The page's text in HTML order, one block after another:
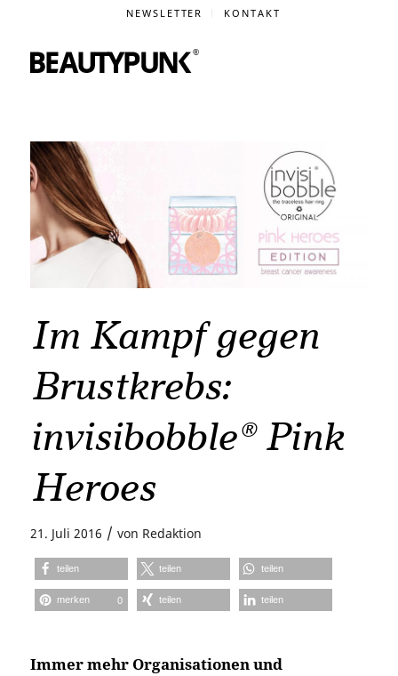
NEWSLETTER KONTAKT
Im Kampf gegen
Brustkrebs:
invisibobble® Pink
Heroes
21. Juli 2016 / von Redaktion
teilen teilen teilen
merken 0 teilen teilen
Immer mehr Organisationen und